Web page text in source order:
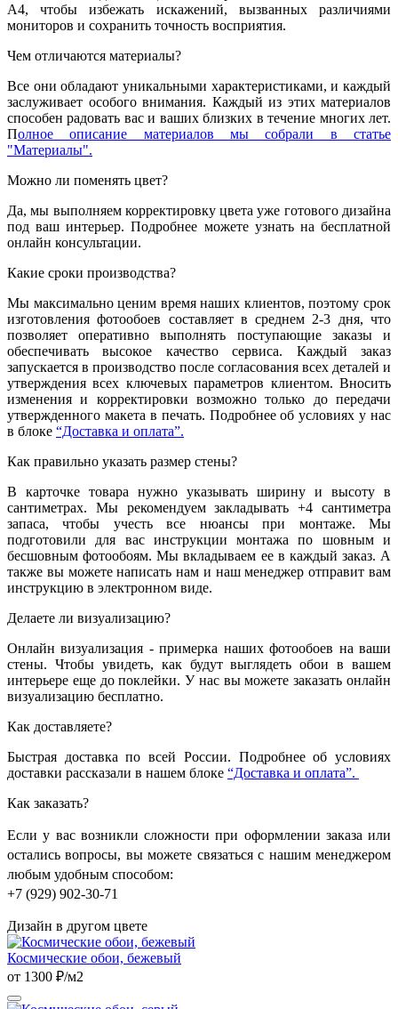
А4, чтобы избежать искажений, вызванных различиями
мониторов и сохранить точность восприятия.
Чем отличаются материалы?
Все они обладают уникальными характеристиками, и каждый
заслуживает особого внимания. Каждый из этих материалов
способен радовать вас и ваших близких в течение многих лет.
Полное описание материалов мы собрали в статье
"Материалы".
Можно ли поменять цвет?
Да, мы выполняем корректировку цвета уже готового дизайна
под ваш интерьер. Подробнее можете узнать на бесплатной
онлайн консультации.
Какие сроки производства?
Мы максимально ценим время наших клиентов, поэтому срок
изготовления фотообоев составляет в среднем 2-3 дня, что
позволяет оперативно выполнять поступающие заказы и
обеспечивать высокое качество сервиса. Каждый заказ
запускается в производство после согласования всех деталей и
утверждения всех ключевых параметров клиентом. Вносить
изменения и корректировки возможно только до передачи
утвержденного макета в печать. Подробнее об условиях у нас
в блоке “Доставка и оплата”.
Как правильно указать размер стены?
В карточке товара нужно указывать ширину и высоту в
сантиметрах. Мы рекомендуем закладывать +4 сантиметра
запаса, чтобы учесть все нюансы при монтаже. Мы
подготовили для вас инструкции монтажа по шовным и
бесшовным фотообоям. Мы вкладываем ее в каждый заказ. А
также вы можете написать нам и наш менеджер отправит вам
инструкцию в электронном виде.
Делаете ли визуализацию?
Онлайн визуализация - примерка наших фотообоев на ваши
стены. Чтобы увидеть, как будут выглядеть обои в вашем
интерьере еще до поклейки. У нас вы можете заказать онлайн
визуализацию бесплатно.
Как доставляете?
Быстрая доставка по всей России. Подробнее об условиях
доставки рассказали в нашем блоке “Доставка и оплата”.
Как заказать?
Если у вас возникли сложности при оформлении заказа или
остались вопросы, вы можете связаться с нашим менеджером
любым удобным способом:
+7 (929) 902-30-71
Дизайн в другом цвете
Космические обои, бежевый
от 1300 ₽/м2